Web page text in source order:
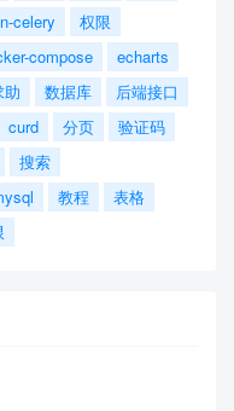
celery
权限
compose
echarts
助 数据库
后端接口
curd 分页
验证码
搜索
教程
表格